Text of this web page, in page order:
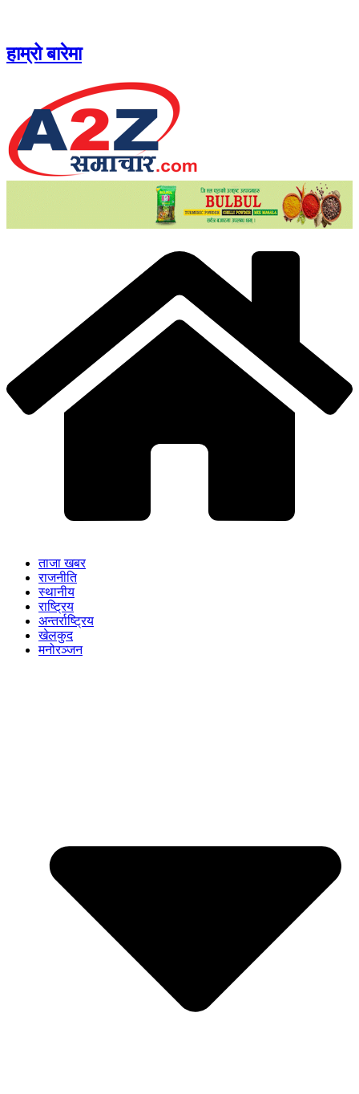
content
हाम्रो बारेमा
ताजा खबर
राजनीति
स्थानीय
राष्ट्रिय
अन्तर्राष्ट्रिय
खेलकुद
मनोरञ्जन